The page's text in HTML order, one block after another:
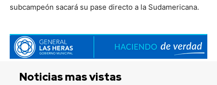
subcampeón sacará su pase directo a la Sudamericana.
Noticias mas vistas